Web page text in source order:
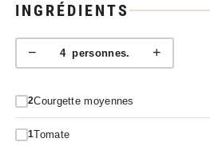
INGRÉDIENTS
− 4personnes. +
2Courgette moyennes
1Tomate